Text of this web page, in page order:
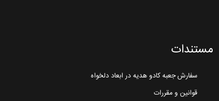
مستندات
سفارش جعبه کادو هدیه در ابعاد دلخواه
قوانین و مقررات